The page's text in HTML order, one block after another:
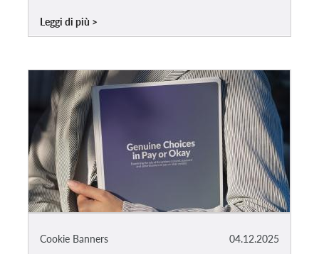
Leggi di più
04.12.2025
Cookie Banners